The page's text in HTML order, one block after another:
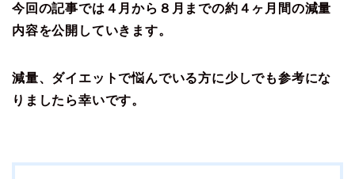
今回の記事では４月から８月までの約４ヶ月間の減量
内容を公開していきます。
減量、ダイエットで悩んでいる方に少しでも参考にな
りましたら幸いです。